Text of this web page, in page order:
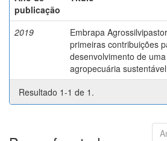
publicação
2019
Embrapa
primeiras contribuições
desenvolvimento de uma
agropecuária
Resultado 1-1 de 1.